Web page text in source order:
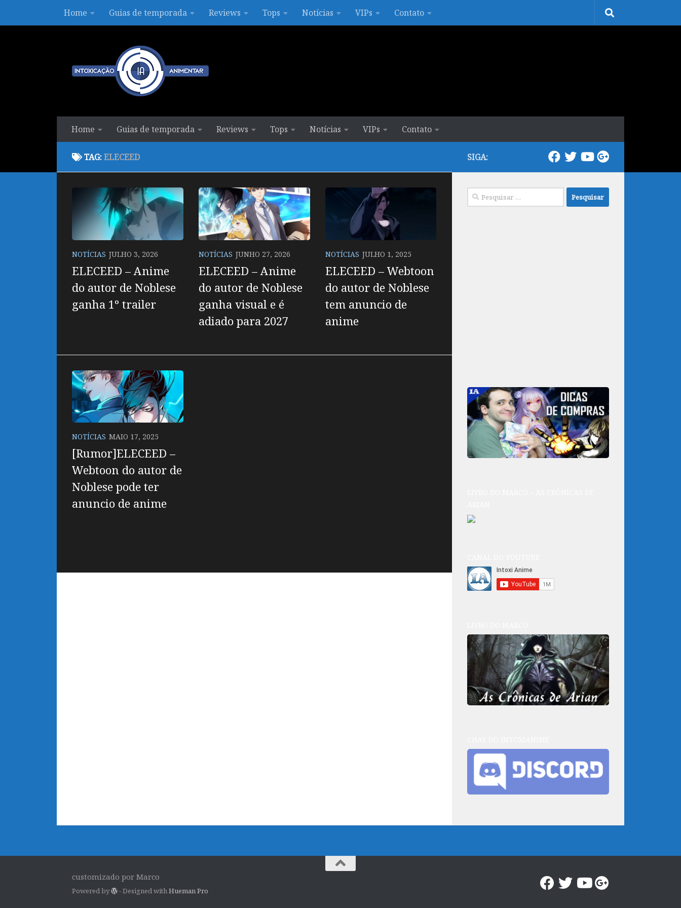
Skip to contentHome Guias de temporada Reviews Tops Notícias VIPs Contato
Home Guias de temporada Reviews Tops Notícias VIPs Contato
TAG:ELECEED
NOTÍCIAS JULHO 3, 2026
ELECEED – Anime
do autor de Noblese
ganha 1º trailer
NOTÍCIAS JUNHO 27, 2026
ELECEED – Anime
do autor de Noblese
ganha visual e é
adiado para 2027
NOTÍCIAS JULHO 1, 2025
ELECEED – Webtoon
do autor de Noblese
tem anuncio de
anime
NOTÍCIAS MAIO 17, 2025
[Rumor]ELECEED –
Webtoon do autor de
Noblese pode ter
anuncio de anime
SIGA:
Pesquisar
por:
customizado por Marco
Powered by - Designed withHueman Pro